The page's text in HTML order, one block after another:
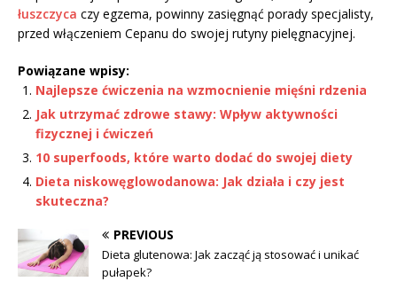
łuszczyca czy egzema, powinny zasięgnąć porady specjalisty,
przed włączeniem Cepanu do swojej rutyny pielęgnacyjnej.
Powiązane wpisy:
Najlepsze ćwiczenia na wzmocnienie mięśni rdzenia
Jak utrzymać zdrowe stawy: Wpływ aktywności
fizycznej i ćwiczeń
10 superfoods, które warto dodać do swojej diety
Dieta niskowęglowodanowa: Jak działa i czy jest
skuteczna?
PREVIOUS
Dieta glutenowa: Jak zacząć ją stosować i unikać
pułapek?